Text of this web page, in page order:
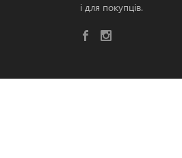
і для покупців.